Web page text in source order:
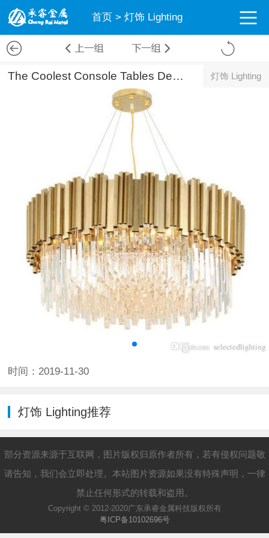
首页> 灯饰 Lighting
The Coolest Console Tables Designs of The Moment 灯饰 Lighting
时间：2019-11-30
灯饰 Lighting推荐
部分资源来源于互联网，图片版权归原作者所有，若有侵权问题敬
请告知，我们会立即处理。本站图片资源如果没有特殊声明，一律
禁止任何形式的转载和盗用。
Copyright © 2012-2020广东承睿金属科技版权所有
粤ICP备10102696号